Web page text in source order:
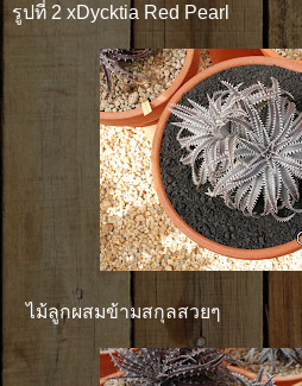
รูปที่ 2 xDycktia Red Pearl
ไม้ลูกผสมข้ามสกุลสวยๆ